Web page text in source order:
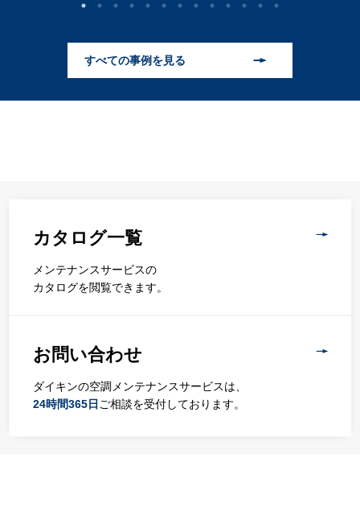
すべての事例を見る
カタログ一覧
メンテナンスサービスの
カタログを閲覧できます。
お問い合わせ
ダイキンの空調メンテナンスサービスは、
24時間365日 ご相談を受付しております。